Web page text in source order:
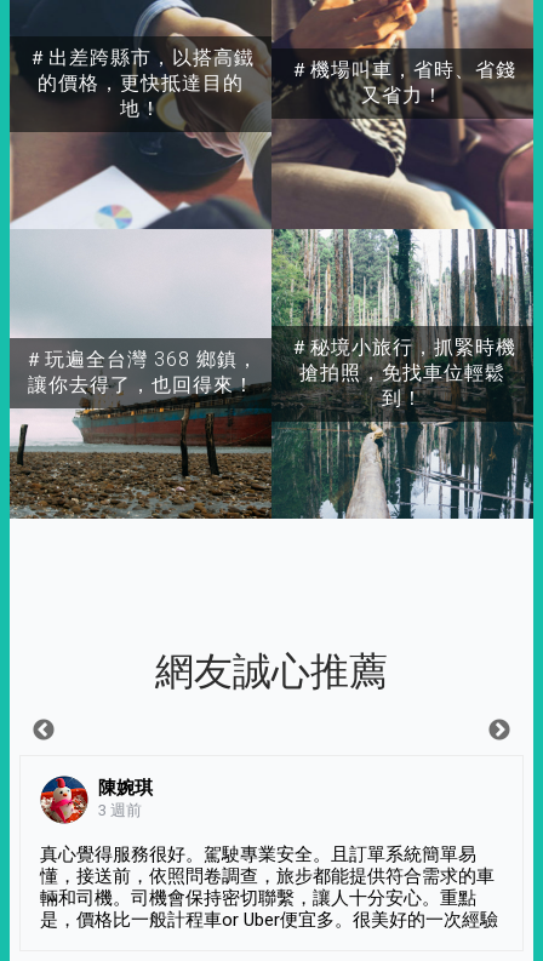
＃出差跨縣市，以搭高鐵
的價格，更快抵達目的
地！
＃玩遍全台灣 368 鄉鎮，
讓你去得了，也回得來！
＃秘境小旅行，抓緊時機
搶拍照，免找車位輕鬆
到！
＃機場叫車，省時、省錢
又省力！
網友誠心推薦
陳婉琪
3 週前
真心覺得服務很好。駕駛專業安全。且訂單系統簡單易
懂，接送前，依照問卷調查，旅步都能提供符合需求的車
輛和司機。司機會保持密切聯繫，讓人十分安心。重點
是，價格比一般計程車or Uber便宜多。很美好的一次經驗